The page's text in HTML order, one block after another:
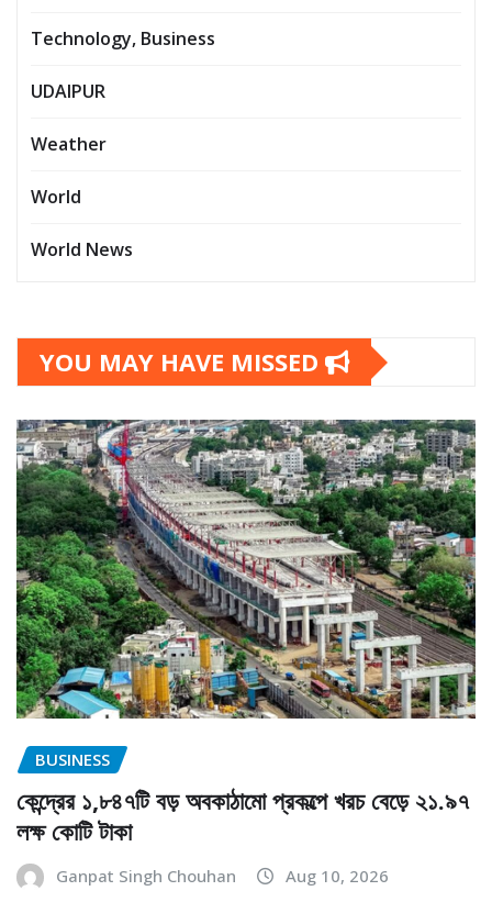
Technology, Business
UDAIPUR
Weather
World
World News
YOU MAY HAVE MISSED
BUSINESS
কেন্দ্রের ১,৮৪৭টি বড় অবকাঠামো প্রকল্পে খরচ বেড়ে ২১.৯৭
লক্ষ কোটি টাকা
Ganpat Singh Chouhan Aug 10, 2026